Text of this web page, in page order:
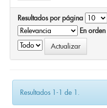
Resultados por página
En orden
Resultados 1-1 de 1.